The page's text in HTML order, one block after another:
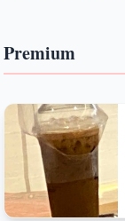
Premium